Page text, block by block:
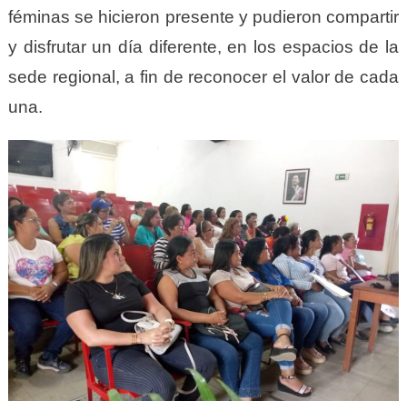
féminas se hicieron presente y pudieron compartir
y disfrutar un día diferente, en los espacios de la
sede regional, a fin de reconocer el valor de cada
una.